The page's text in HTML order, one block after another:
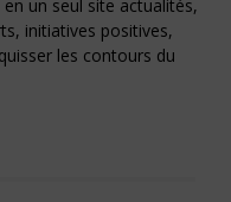
un seul site actualités,
initiatives positives,
les contours du